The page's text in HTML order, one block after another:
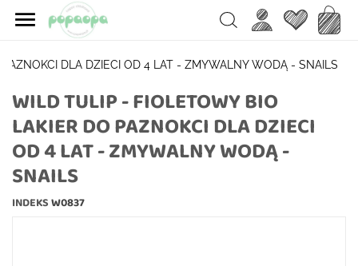
 Search Ulubione
DLA DZIECI OD 4 LAT - ZMYWALNY WODĄ - SNAILS
WILD TULIP - FIOLETOWY BIO
LAKIER DO PAZNOKCI DLA DZIECI
OD 4 LAT - ZMYWALNY WODĄ -
SNAILS
INDEKS W0837